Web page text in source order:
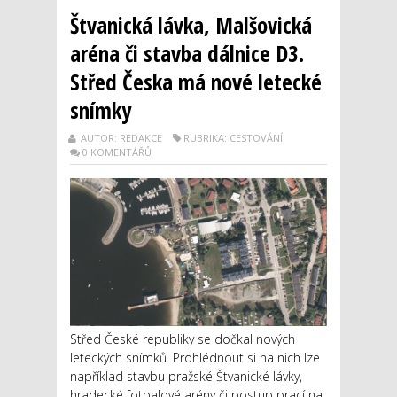
Štvanická lávka, Malšovická
aréna či stavba dálnice D3.
Střed Česka má nové letecké
snímky
AUTOR: REDAKCE
RUBRIKA: CESTOVÁNÍ
0 KOMENTÁŘŮ
Střed České republiky se dočkal nových
leteckých snímků. Prohlédnout si na nich lze
například stavbu pražské Štvanické lávky,